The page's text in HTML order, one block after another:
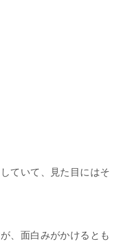
ていて、見た目にはそ
、面白みがかけるとも